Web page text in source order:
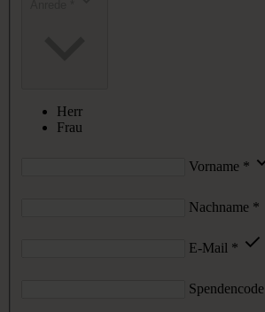
Herr
Frau
Vorname *
Nachname *
E-Mail *
Spendencode